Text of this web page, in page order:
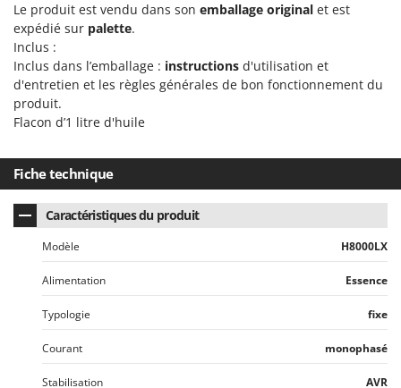
Le produit est vendu dans son emballage original et est
expédié sur palette.
Inclus :
Inclus dans l’emballage : instructions d'utilisation et
d'entretien et les règles générales de bon fonctionnement du
produit.
Flacon d’1 litre d'huile
Fiche technique
Caractéristiques du produit
Modèle H8000LX
Alimentation Essence
Typologie fixe
Courant monophasé
Stabilisation AVR